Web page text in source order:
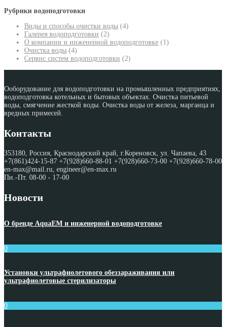
Рубрики водоподготовки
Виды и способы очистки воды (4)
Галерея водоподготовки (2)
О компании и инженерной водоподготовке (1)
Очистка воды (4)
Сервис систем водоподготовки (2)
Ооборудование для водоподготовки на промышленных предприятиях,
водоподготовка котельных и бытовых объектах. Очистка питьевой
воды, смягчение жесткой воды. Очистка воды от железа, марганца и
вредных примесей.
Контакты
353180, Россия, Краснодарский край, г.Кореновск, ул. Чапаева, 43
+7(861)424-15-87 +7(928)660-88-01 +7(928)660-73-00 +7(928)660-78-00
en-max@mail.ru, engineer@en-max.ru
Пн.-Пт. 08-00 - 17-00
Новости
О бренде AquaEM и инженерной водоподготовке
0
Установки ультрафиолетового обеззараживания или
ультрафиолетовые стерилизаторы
0